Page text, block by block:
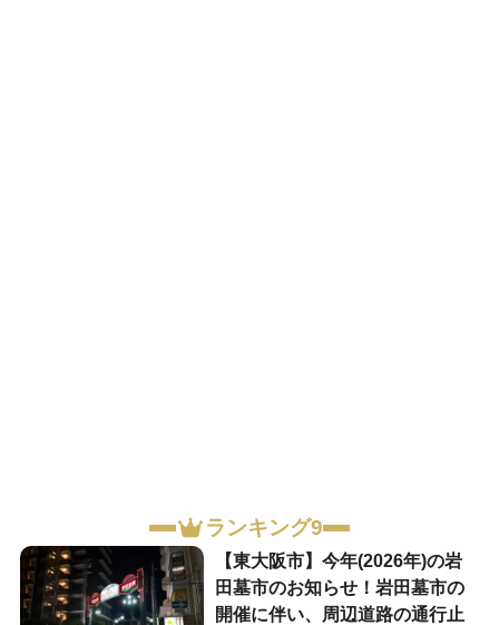
ランキング9
【東大阪市】今年(2026年)の岩
田墓市のお知らせ！岩田墓市の
開催に伴い、周辺道路の通行止